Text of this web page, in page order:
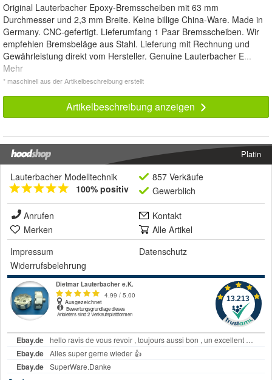
Original Lauterbacher Epoxy-Bremsscheiben mit 63 mm
Durchmesser und 2,3 mm Breite. Keine billige China-Ware. Made in
Germany. CNC-gefertigt. Lieferumfang 1 Paar Bremsscheiben. Wir
empfehlen Bremsbeläge aus Stahl. Lieferung mit Rechnung und
Gewährleistung direkt vom Hersteller. Genuine Lauterbacher E...
Mehr
* maschinell aus der Artikelbeschreibung erstellt
Artikelbeschreibung anzeigen
Platin
Lauterbacher Modelltechnik
100% positiv
857 Verkäufe
Gewerblich
Anrufen
Kontakt
Merken
Alle Artikel
Impressum
Datenschutz
Widerrufsbelehrung